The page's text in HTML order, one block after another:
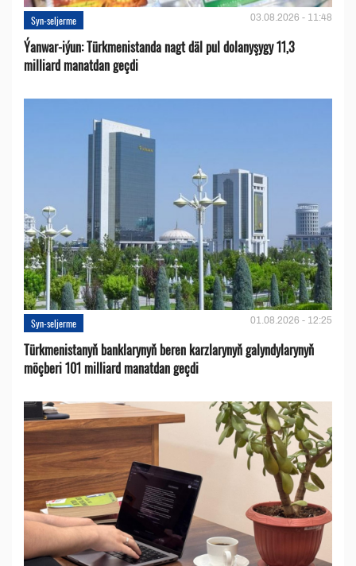
Syn-seljerme 03.08.2026 - 11:48
Ýanwar-iýun: Türkmenistanda nagt däl pul dolanyşygy 11,3
milliard manatdan geçdi
Syn-seljerme 01.08.2026 - 12:25
Türkmenistanyň banklarynyň beren karzlarynyň galyndylarynyň
möçberi 101 milliard manatdan geçdi